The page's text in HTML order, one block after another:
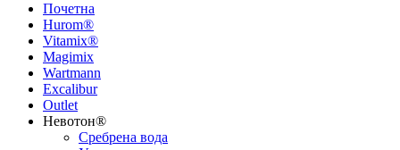
Почетна
Hurom®
Vitamix®
Magimix
Wartmann
Excalibur
Outlet
Невотон®
Сребрена вода